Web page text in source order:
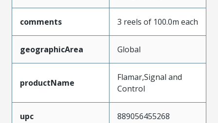
comments 3 reels of 100.0m each
geographicArea Global
productName
Flamar,Signal and
Control
upc 889056455268